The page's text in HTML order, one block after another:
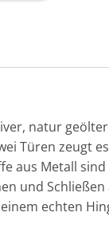
natur
Türen zeugt
aus Metall
und
echten